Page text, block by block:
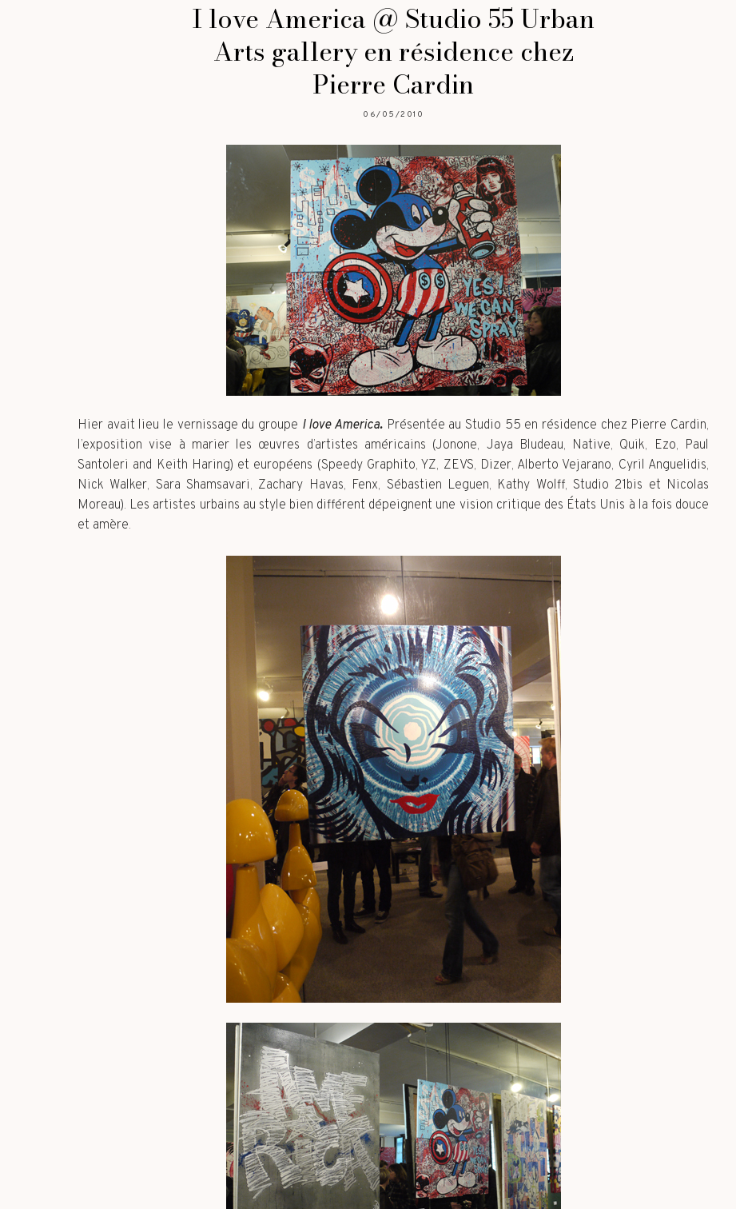
I love America @ Studio 55 Urban
Arts gallery en résidence chez
Pierre Cardin
06/05/2010
Hier avait lieu le vernissage du groupe I love America. Présentée au Studio 55 en résidence chez Pierre Cardin,
l’exposition vise à marier les œuvres d’artistes américains (Jonone, Jaya Bludeau, Native, Quik, Ezo, Paul
Santoleri and Keith Haring) et européens (Speedy Graphito, YZ, ZEVS, Dizer, Alberto Vejarano, Cyril Anguelidis,
Nick Walker, Sara Shamsavari, Zachary Havas, Fenx, Sébastien Leguen, Kathy Wolff, Studio 21bis et Nicolas
Moreau). Les artistes urbains au style bien différent dépeignent une vision critique des États Unis à la fois douce
et amère.